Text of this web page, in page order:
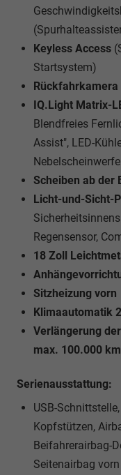
Keyless Access
Startsystem)
Rückfahrkamera
IQ.Light Matrix-
Blendfreies
Assist", LED-
Scheiben ab der
Licht-und-Sicht-
Regensensor,
18 Zoll
Sitzheizung vorn
Klimaautomatik
Verlängerung
max. 100.000 km
Serienausstattung:
USB-
Kopfstützen,
Beifahrerairbag-
Seitenairbag